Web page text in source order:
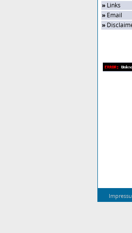
» Links
» Email
»